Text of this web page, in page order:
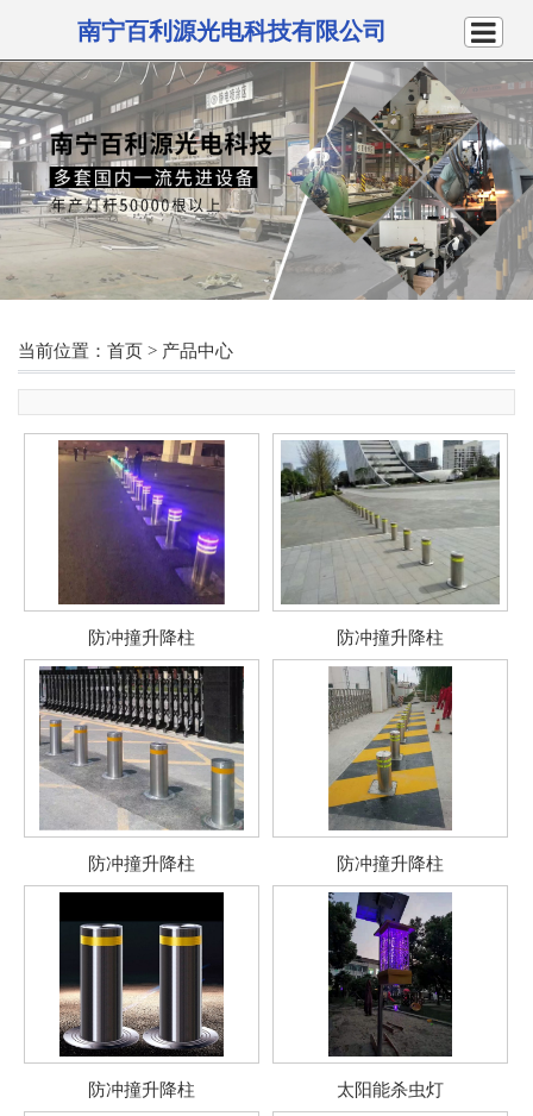
南宁百利源光电科技有限公司
当前位置： 首页 > 产品中心
防冲撞升降柱 防冲撞升降柱
防冲撞升降柱 防冲撞升降柱
防冲撞升降柱 太阳能杀虫灯